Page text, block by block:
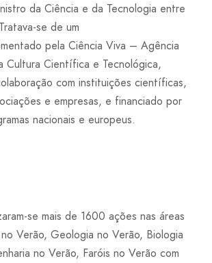
da Ciência e da Tecnologia entre
se de um
pela Ciência Viva – Agência
Cultura Científica e Tecnológica,
com instituições científicas,
e empresas, e financiado por
nacionais e europeus.
se mais de 1600 ações nas áreas
Verão, Geologia no Verão, Biologia
no Verão, Faróis no Verão com